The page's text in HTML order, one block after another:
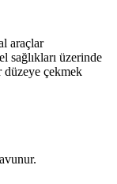
araçlar
sağlıkları üzerinde
çekmek